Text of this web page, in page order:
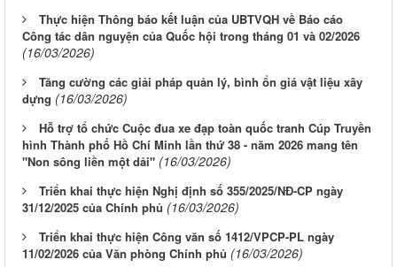
Thực hiện Thông báo kết luận của UBTVQH về Báo cáo
Công tác dân nguyện của Quốc hội trong tháng 01 và 02/2026
(16/03/2026)
Tăng cường các giải pháp quản lý, bình ổn giá vật liệu xây
dựng (16/03/2026)
Hỗ trợ tổ chức Cuộc đua xe đạp toàn quốc tranh Cúp Truyền
hình Thành phố Hồ Chí Minh lần thứ 38 - năm 2026 mang tên
"Non sông liền một dải" (16/03/2026)
Triển khai thực hiện Nghị định số 355/2025/NĐ-CP ngày
31/12/2025 của Chính phủ (16/03/2026)
Triển khai thực hiện Công văn số 1412/VPCP-PL ngày
11/02/2026 của Văn phòng Chính phủ (16/03/2026)